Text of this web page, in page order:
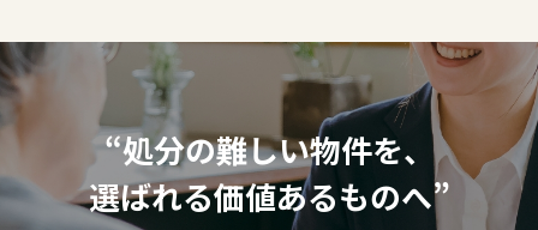
“処分の難しい物件を、
選ばれる価値あるものへ”